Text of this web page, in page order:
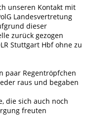
unseren Kontakt mit
Landesvertretung
dieser
zurück gezogen
Stuttgart Hbf ohne zu
paar Regentröpfchen
raus und begaben
die sich auch noch
freuten